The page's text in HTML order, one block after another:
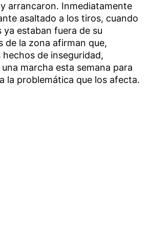
y arrancaron. Inmediatamente
asaltado a los tiros, cuando
ya estaban fuera de su
de la zona afirman que,
hechos de inseguridad,
marcha esta semana para
la problemática que los afecta.